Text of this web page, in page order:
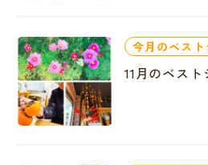
今月のベスト
11月のベスト